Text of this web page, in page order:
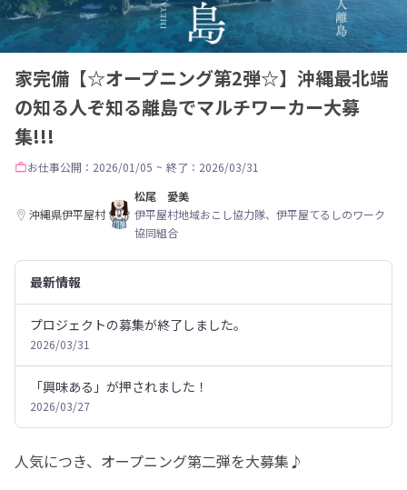
家完備【☆オープニング第2弾☆】沖縄最北端
の知る人ぞ知る離島でマルチワーカー大募
集!!!
お仕事公開：2026/01/05 ~ 終了：2026/03/31
沖縄県伊平屋村
松尾 愛美
伊平屋村地域おこし協力隊、伊平屋てるしのワーク
協同組合
最新情報
プロジェクトの募集が終了しました。
2026/03/31
「興味ある」が押されました！
2026/03/27
人気につき、オープニング第二弾を大募集♪